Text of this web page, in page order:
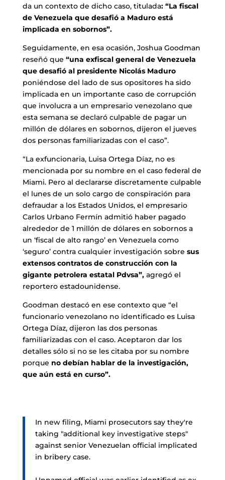
da un contexto de dicho caso, titulada: “La fiscal
de Venezuela que desafió a Maduro está
implicada en sobornos”.
Seguidamente, en esa ocasión, Joshua Goodman
reseñó que “una exfiscal general de Venezuela
que desafió al presidente Nicolás Maduro
poniéndose del lado de sus opositores ha sido
implicada en un importante caso de corrupción
que involucra a un empresario venezolano que
esta semana se declaró culpable de pagar un
millón de dólares en sobornos, dijeron el jueves
dos personas familiarizadas con el caso”.
“La exfuncionaria, Luisa Ortega Díaz, no es
mencionada por su nombre en el caso federal de
Miami. Pero al declararse discretamente culpable
el lunes de un solo cargo de conspiración para
defraudar a los Estados Unidos, el empresario
Carlos Urbano Fermín admitió haber pagado
alrededor de 1 millón de dólares en sobornos a
un ‘fiscal de alto rango’ en Venezuela como
‘seguro’ contra cualquier investigación sobre sus
extensos contratos de construcción con la
gigante petrolera estatal Pdvsa”,agregó el
reportero estadounidense.
Goodman destacó en ese contexto que “el
funcionario venezolano no identificado es Luisa
Ortega Díaz, dijeron las dos personas
familiarizadas con el caso. Aceptaron dar los
detalles sólo si no se les citaba por su nombre
porque no debían hablar de la investigación,
que aún está en curso”.
In new filing, Miami prosecutors say they're
taking "additional key investigative steps"
against senior Venezuelan official implicated
in bribery case.